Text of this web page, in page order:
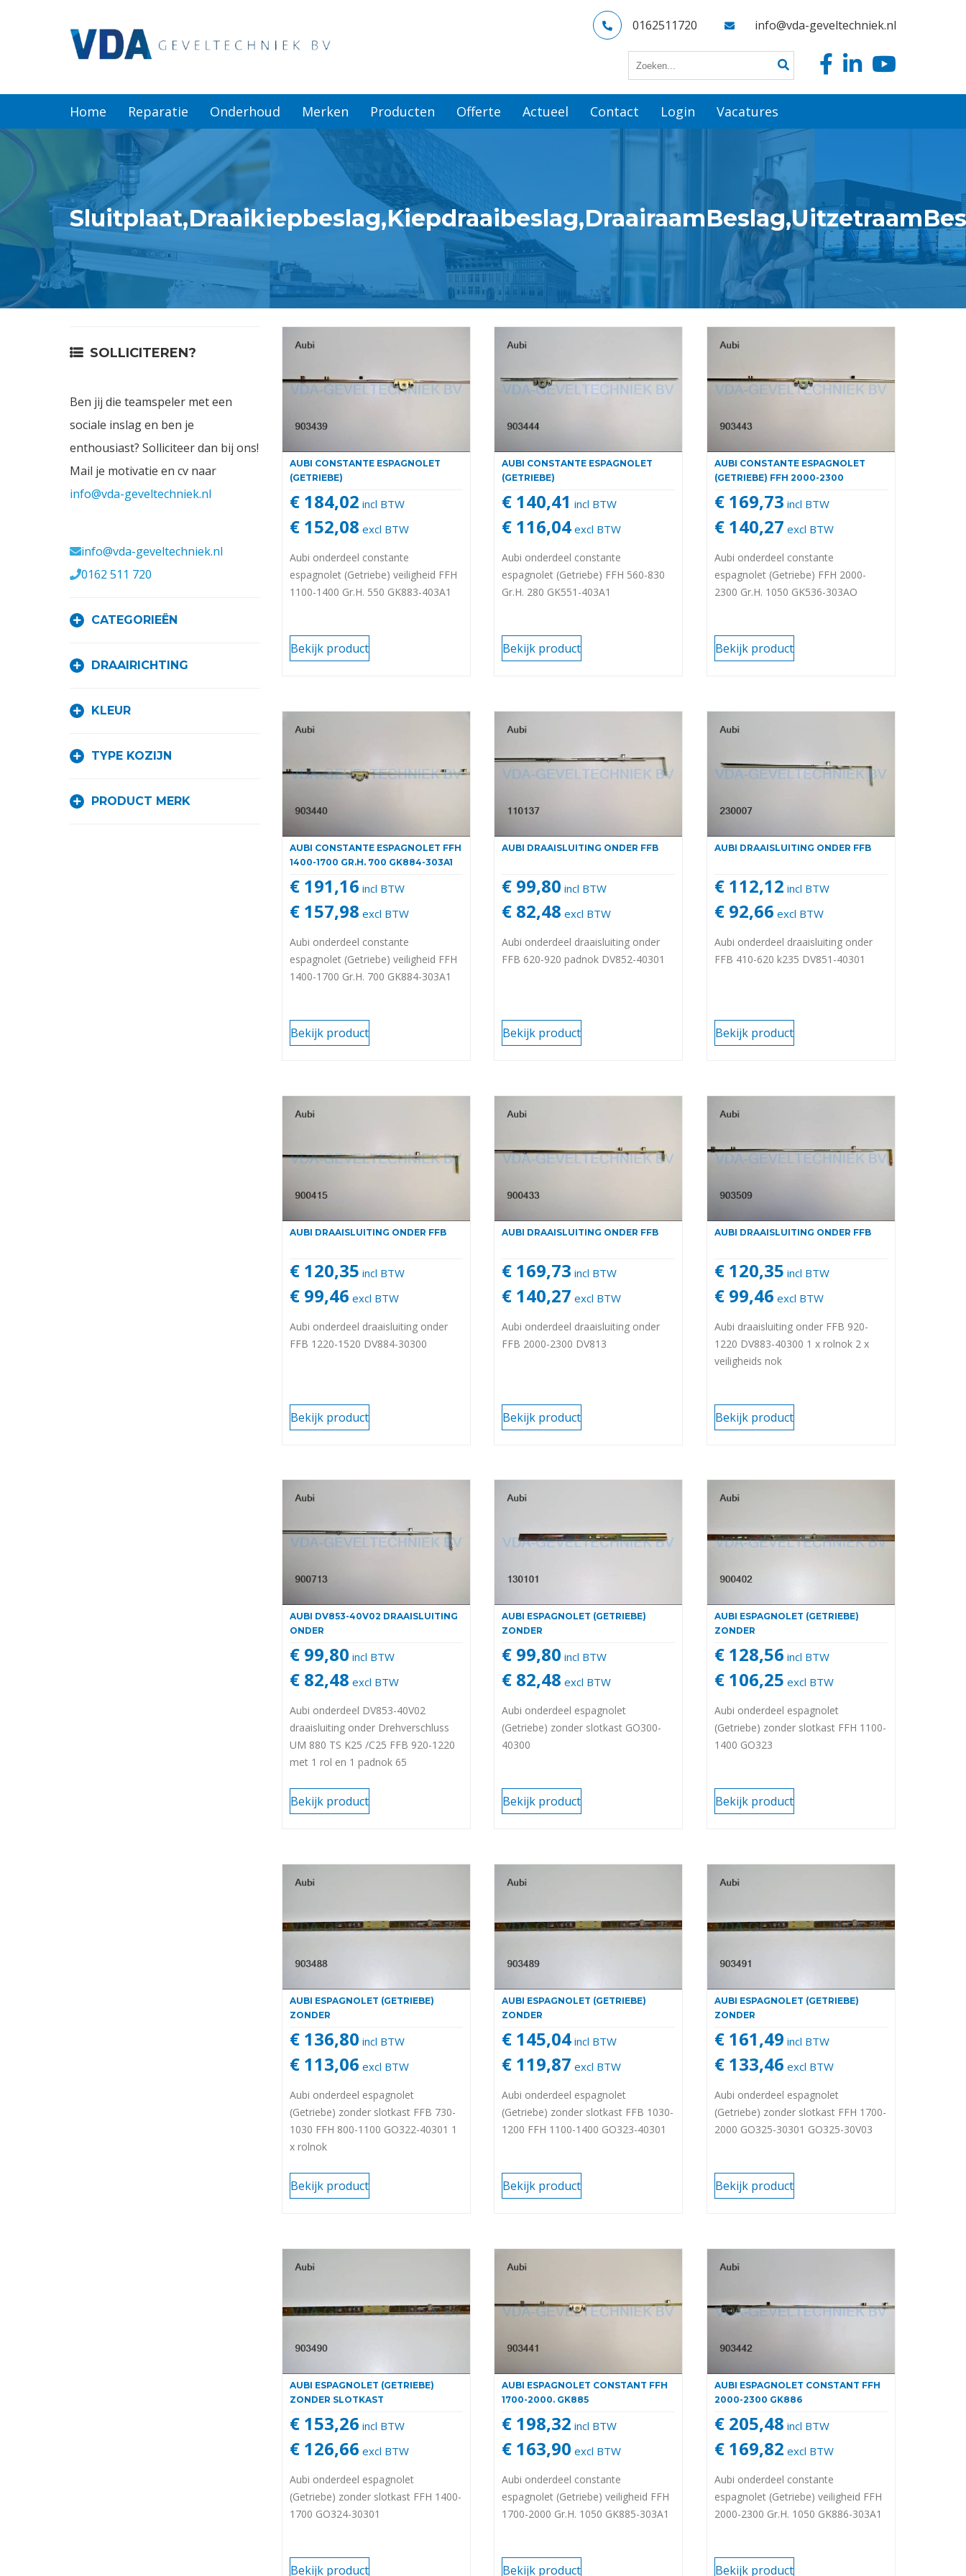
Onderhoud
Merken
Producten
Offerte
Actueel
Vacatures
0162511720 info@vda-geveltechniek.nl
Home Reparatie Onderhoud Merken Producten Offerte Actueel Contact Login Vacatures
SOLLICITEREN?
Ben jij die teamspeler met een
sociale inslag en ben je
enthousiast? Solliciteer dan bij ons!
Mail je motivatie en cv naar
info@vda-geveltechniek.nl
info@vda-geveltechniek.nl
0162 511 720
CATEGORIEËN
DRAAIRICHTING
KLEUR
TYPE KOZIJN
PRODUCT MERK
AUBI CONSTANTE ESPAGNOLET
(GETRIEBE)
€ 184,02 incl BTW
€ 152,08 excl BTW
Aubi onderdeel constante
espagnolet (Getriebe) veiligheid FFH
1100-1400 Gr.H. 550 GK883-403A1
Bekijk product
AUBI CONSTANTE ESPAGNOLET
(GETRIEBE)
€ 140,41 incl BTW
€ 116,04 excl BTW
Aubi onderdeel constante
espagnolet (Getriebe) FFH 560-830
Gr.H. 280 GK551-403A1
Bekijk product
AUBI CONSTANTE ESPAGNOLET
(GETRIEBE) FFH 2000-2300
€ 169,73 incl BTW
€ 140,27 excl BTW
Aubi onderdeel constante
espagnolet (Getriebe) FFH 2000-
2300 Gr.H. 1050 GK536-303AO
Bekijk product
AUBI CONSTANTE ESPAGNOLET FFH
1400-1700 GR.H. 700 GK884-303A1
€ 191,16 incl BTW
€ 157,98 excl BTW
Aubi onderdeel constante
espagnolet (Getriebe) veiligheid FFH
1400-1700 Gr.H. 700 GK884-303A1
Bekijk product
AUBI DRAAISLUITING ONDER FFB
€ 99,80 incl BTW
€ 82,48 excl BTW
Aubi onderdeel draaisluiting onder
FFB 620-920 padnok DV852-40301
Bekijk product
AUBI DRAAISLUITING ONDER FFB
€ 112,12 incl BTW
€ 92,66 excl BTW
Aubi onderdeel draaisluiting onder
FFB 410-620 k235 DV851-40301
Bekijk product
AUBI DRAAISLUITING ONDER FFB
€ 120,35 incl BTW
€ 99,46 excl BTW
Aubi onderdeel draaisluiting onder
FFB 1220-1520 DV884-30300
Bekijk product
AUBI DRAAISLUITING ONDER FFB
€ 169,73 incl BTW
€ 140,27 excl BTW
Aubi onderdeel draaisluiting onder
FFB 2000-2300 DV813
Bekijk product
AUBI DRAAISLUITING ONDER FFB
€ 120,35 incl BTW
€ 99,46 excl BTW
Aubi draaisluiting onder FFB 920-
1220 DV883-40300 1 x rolnok 2 x
veiligheids nok
Bekijk product
AUBI DV853-40V02 DRAAISLUITING
ONDER
€ 99,80 incl BTW
€ 82,48 excl BTW
Aubi onderdeel DV853-40V02
draaisluiting onder Drehverschluss
UM 880 TS K25 /C25 FFB 920-1220
met 1 rol en 1 padnok 65
Bekijk product
AUBI ESPAGNOLET (GETRIEBE)
ZONDER
€ 99,80 incl BTW
€ 82,48 excl BTW
Aubi onderdeel espagnolet
(Getriebe) zonder slotkast GO300-
40300
Bekijk product
AUBI ESPAGNOLET (GETRIEBE)
ZONDER
€ 128,56 incl BTW
€ 106,25 excl BTW
Aubi onderdeel espagnolet
(Getriebe) zonder slotkast FFH 1100-
1400 GO323
Bekijk product
AUBI ESPAGNOLET (GETRIEBE)
ZONDER
€ 136,80 incl BTW
€ 113,06 excl BTW
Aubi onderdeel espagnolet
(Getriebe) zonder slotkast FFB 730-
1030 FFH 800-1100 GO322-40301 1
x rolnok
Bekijk product
AUBI ESPAGNOLET (GETRIEBE)
ZONDER
€ 145,04 incl BTW
€ 119,87 excl BTW
Aubi onderdeel espagnolet
(Getriebe) zonder slotkast FFB 1030-
1200 FFH 1100-1400 GO323-40301
Bekijk product
AUBI ESPAGNOLET (GETRIEBE)
ZONDER
€ 161,49 incl BTW
€ 133,46 excl BTW
Aubi onderdeel espagnolet
(Getriebe) zonder slotkast FFH 1700-
2000 GO325-30301 GO325-30V03
Bekijk product
AUBI ESPAGNOLET (GETRIEBE)
ZONDER SLOTKAST
€ 153,26 incl BTW
€ 126,66 excl BTW
Aubi onderdeel espagnolet
(Getriebe) zonder slotkast FFH 1400-
1700 GO324-30301
Bekijk product
AUBI ESPAGNOLET CONSTANT FFH
1700-2000. GK885
€ 198,32 incl BTW
€ 163,90 excl BTW
Aubi onderdeel constante
espagnolet (Getriebe) veiligheid FFH
1700-2000 Gr.H. 1050 GK885-303A1
Bekijk product
AUBI ESPAGNOLET CONSTANT FFH
2000-2300 GK886
€ 205,48 incl BTW
€ 169,82 excl BTW
Aubi onderdeel constante
espagnolet (Getriebe) veiligheid FFH
2000-2300 Gr.H. 1050 GK886-303A1
Bekijk product